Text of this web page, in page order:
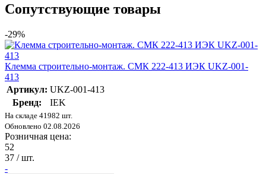
Сопутствующие товары
-29%
Клемма строительно-монтаж. СМК 222-413 ИЭК UKZ-001-
413
Артикул: UKZ-001-413
Бренд:
IEK
На складе 41982 шт.
Обновлено 02.08.2026
Розничная цена:
52
37 / шт.
-